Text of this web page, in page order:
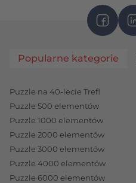
Popularne kategorie
Puzzle na 40-lecie Trefl
Puzzle 500 elementów
Puzzle 1000 elementów
Puzzle 2000 elementów
Puzzle 3000 elementów
Puzzle 4000 elementów
Puzzle 6000 elementów